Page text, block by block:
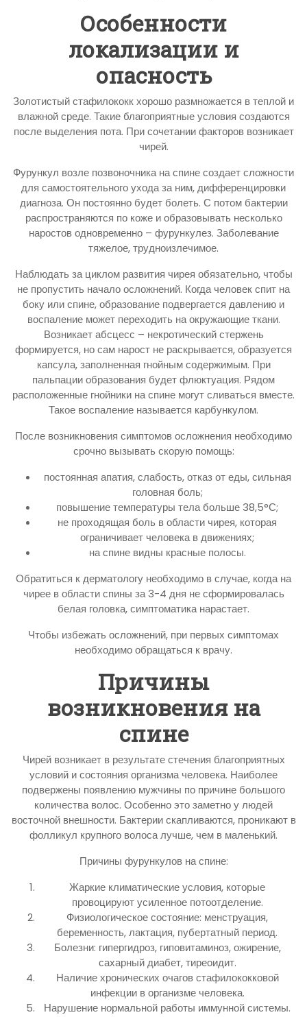
Особенности
локализации и
опасность
Золотистый стафилококк хорошо размножается в теплой и
влажной среде. Такие благоприятные условия создаются
после выделения пота. При сочетании факторов возникает
чирей.
Фурункул возле позвоночника на спине создает сложности
для самостоятельного ухода за ним, дифференцировки
диагноза. Он постоянно будет болеть. С потом бактерии
распространяются по коже и образовывать несколько
наростов одновременно – фурункулез. Заболевание
тяжелое, трудноизлечимое.
Наблюдать за циклом развития чирея обязательно, чтобы
не пропустить начало осложнений. Когда человек спит на
боку или спине, образование подвергается давлению и
воспаление может переходить на окружающие ткани.
Возникает абсцесс – некротический стержень
формируется, но сам нарост не раскрывается, образуется
капсула, заполненная гнойным содержимым. При
пальпации образования будет флюктуация. Рядом
расположенные гнойники на спине могут сливаться вместе.
Такое воспаление называется карбункулом.
После возникновения симптомов осложнения необходимо
срочно вызывать скорую помощь:
постоянная апатия, слабость, отказ от еды, сильная
головная боль;
повышение температуры тела больше 38,5°С;
не проходящая боль в области чирея, которая
ограничивает человека в движениях;
на спине видны красные полосы.
Обратиться к дерматологу необходимо в случае, когда на
чирее в области спины за 3-4 дня не сформировалась
белая головка, симптоматика нарастает.
Чтобы избежать осложнений, при первых симптомах
необходимо обращаться к врачу.
Причины
возникновения на
спине
Чирей возникает в результате стечения благоприятных
условий и состояния организма человека. Наиболее
подвержены появлению мужчины по причине большого
количества волос. Особенно это заметно у людей
восточной внешности. Бактерии скапливаются, проникают в
фолликул крупного волоса лучше, чем в маленький.
Причины фурункулов на спине:
Жаркие климатические условия, которые
провоцируют усиленное потоотделение.
Физиологическое состояние: менструация,
беременность, лактация, пубертатный период.
Болезни: гипергидроз, гиповитаминоз, ожирение,
сахарный диабет, тиреоидит.
Наличие хронических очагов стафилококковой
инфекции в организме человека.
Нарушение нормальной работы иммунной системы.